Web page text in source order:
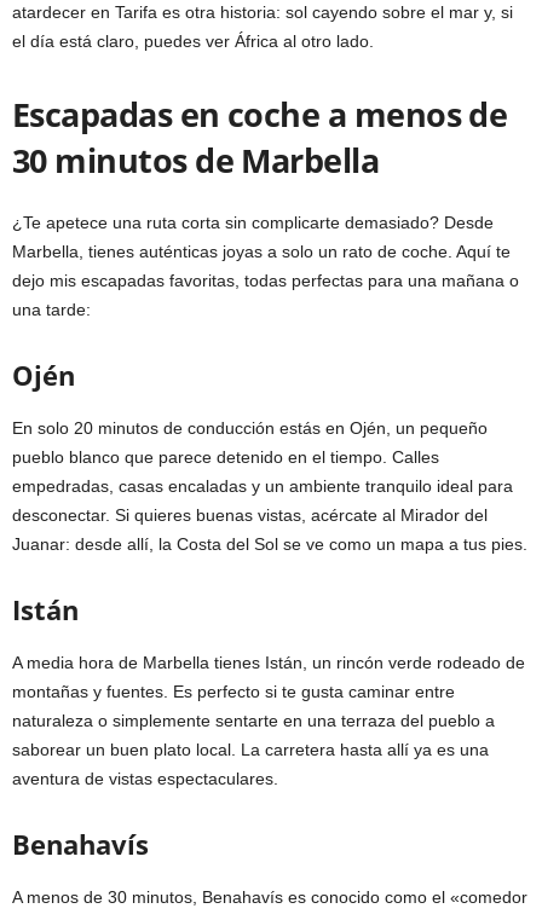
atardecer en Tarifa es otra historia: sol cayendo sobre el mar y, si
el día está claro, puedes ver África al otro lado.
Escapadas en coche a menos de
30 minutos de Marbella
¿Te apetece una ruta corta sin complicarte demasiado? Desde
Marbella, tienes auténticas joyas a solo un rato de coche. Aquí te
dejo mis escapadas favoritas, todas perfectas para una mañana o
una tarde:
Ojén
En solo 20 minutos de conducción estás en Ojén, un pequeño
pueblo blanco que parece detenido en el tiempo. Calles
empedradas, casas encaladas y un ambiente tranquilo ideal para
desconectar. Si quieres buenas vistas, acércate al Mirador del
Juanar: desde allí, la Costa del Sol se ve como un mapa a tus pies.
Istán
A media hora de Marbella tienes Istán, un rincón verde rodeado de
montañas y fuentes. Es perfecto si te gusta caminar entre
naturaleza o simplemente sentarte en una terraza del pueblo a
saborear un buen plato local. La carretera hasta allí ya es una
aventura de vistas espectaculares.
Benahavís
A menos de 30 minutos, Benahavís es conocido como el «comedor